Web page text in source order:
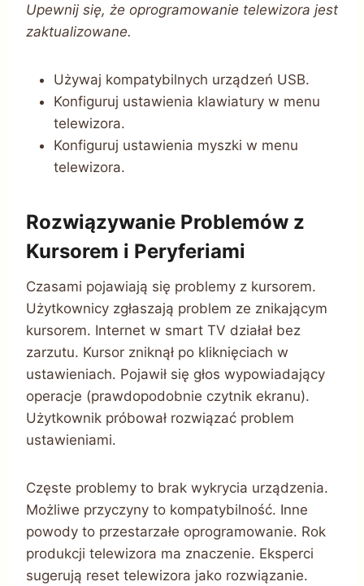
Upewnij się, że oprogramowanie telewizora jest
zaktualizowane.
Używaj kompatybilnych urządzeń USB.
Konfiguruj ustawienia klawiatury w menu
telewizora.
Konfiguruj ustawienia myszki w menu
telewizora.
Rozwiązywanie Problemów z
Kursorem i Peryferiami
Czasami pojawiają się problemy z kursorem.
Użytkownicy zgłaszają problem ze znikającym
kursorem. Internet w smart TV działał bez
zarzutu. Kursor zniknął po kliknięciach w
ustawieniach. Pojawił się głos wypowiadający
operacje (prawdopodobnie czytnik ekranu).
Użytkownik próbował rozwiązać problem
ustawieniami.
Częste problemy to brak wykrycia urządzenia.
Możliwe przyczyny to kompatybilność. Inne
powody to przestarzałe oprogramowanie. Rok
produkcji telewizora ma znaczenie. Eksperci
sugerują reset telewizora jako rozwiązanie.